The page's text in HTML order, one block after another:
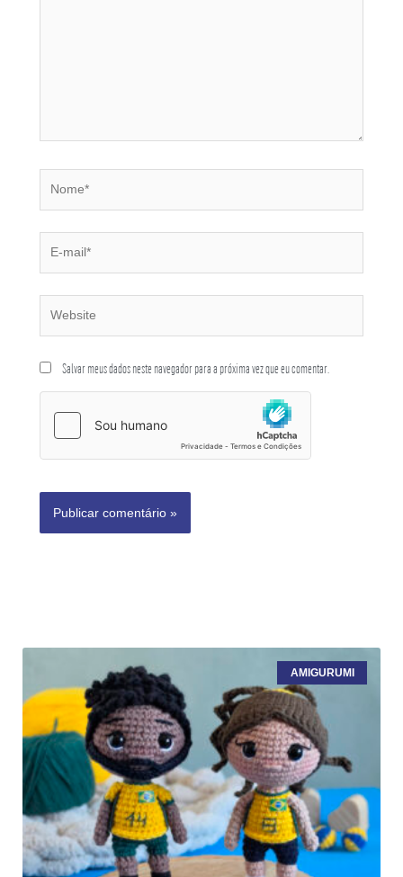
Salvar meus dados neste navegador para a próxima vez que eu comentar.
AMIGURUMI